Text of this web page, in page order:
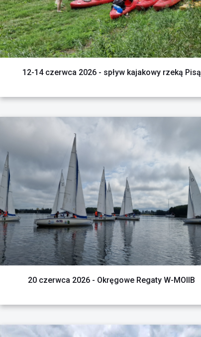
12-14 czerwca 2026 - spływ kajakowy rzeką Pisą
REGATY ODWOŁANE
20 czerwca 2026 - Okręgowe Regaty W-MOIIB